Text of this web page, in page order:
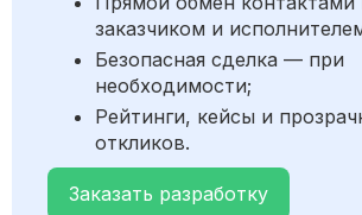
заказчиком и
Безопасная сделка — при
необходимости;
Рейтинги, кейсы и
откликов.
Заказать разработку